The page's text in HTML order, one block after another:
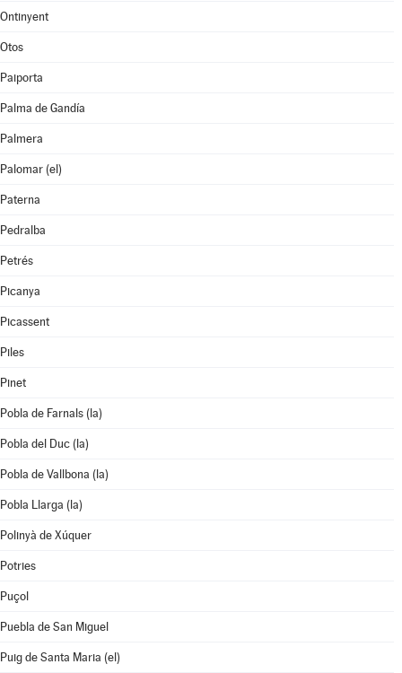
Ontinyent
Otos
Paiporta
Palma de Gandía
Palmera
Palomar (el)
Paterna
Pedralba
Petrés
Picanya
Picassent
Piles
Pinet
Pobla de Farnals (la)
Pobla del Duc (la)
Pobla de Vallbona (la)
Pobla Llarga (la)
Polinyà de Xúquer
Potries
Puçol
Puebla de San Miguel
Puig de Santa Maria (el)